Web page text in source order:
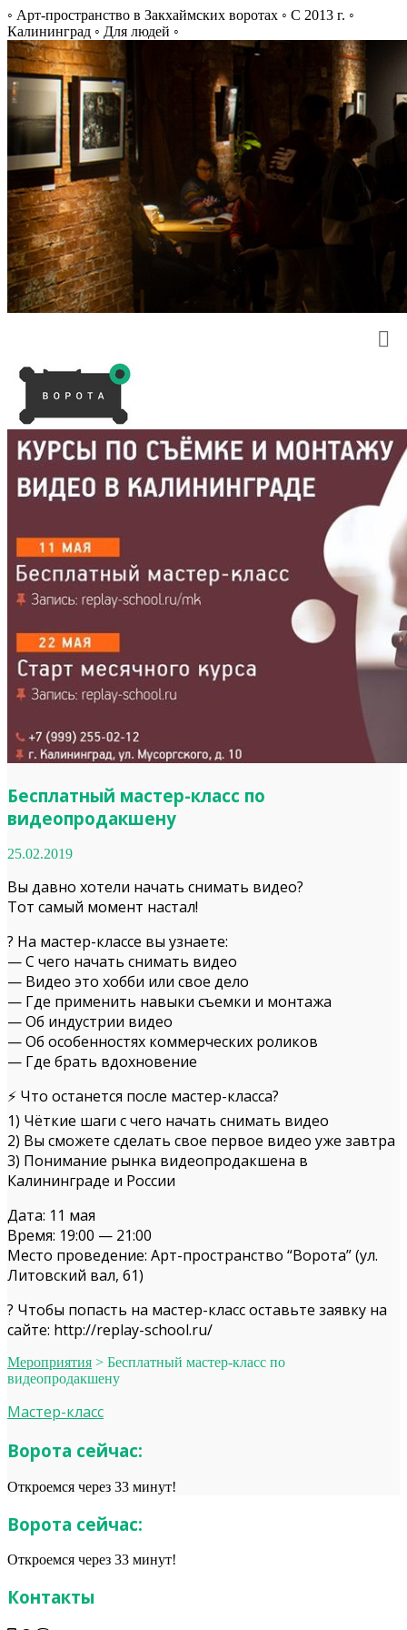
◦ Арт-пространство в Закхаймских воротах ◦ С 2013 г. ◦
Калининград ◦ Для людей ◦
Бесплатный мастер-класс по
видеопродакшену
25.02.2019
Вы давно хотели начать снимать видео?
Тот самый момент настал!
? На мастер-классе вы узнаете:
— С чего начать снимать видео
— Видео это хобби или свое дело
— Где применить навыки съемки и монтажа
— Об индустрии видео
— Об особенностях коммерческих роликов
— Где брать вдохновение
⚡ Что останется после мастер-класса?
1) Чёткие шаги с чего начать снимать видео
2) Вы сможете сделать свое первое видео уже завтра
3) Понимание рынка видеопродакшена в
Калининграде и России
Дата: 11 мая
Время: 19:00 — 21:00
Место проведение: Арт-пространство “Ворота” (ул.
Литовский вал, 61)
? Чтобы попасть на мастер-класс оставьте заявку на
сайте: http://replay-school.ru/
Мероприятия > Бесплатный мастер-класс по
видеопродакшену
Мастер-класс
Ворота сейчас:
Откроемся через 33 минут!
Ворота сейчас:
Откроемся через 33 минут!
Контакты